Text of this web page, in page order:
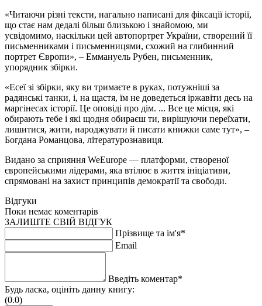
«Читаючи різні тексти, нагально написані для фіксації історії,
що стає нам дедалі більш близькою і знайомою, ми
усвідомимо, наскільки цей автопортрет України, створений її
письменниками і письменницями, схожий на глибинний
портрет Європи», – Еммануель Рубен, письменник,
упорядник збірки.
«Есеї зі збірки, яку ви тримаєте в руках, потужніші за
радянські танки, і, на щастя, їм не доведеться іржавіти десь на
маргінесах історії. Це оповіді про дім. ... Все це місця, які
обирають тебе і які щодня обираєш ти, вирішуючи переїхати,
лишитися, жити, народжувати й писати книжки саме тут», –
Богдана Романцова, літературознавиця.
Видано за сприяння WeEurope — платформи, створеної
європейськими лідерами, яка втілює в життя ініціативи,
спрямовані на захист принципів демократії та свободи.
Відгуки
Поки немає коментарів
ЗАЛИШТЕ СВІЙ ВІДГУК
Прізвище та ім'я*
Email
Введіть коментар*
Будь ласка, оцініть данну книгу:
(0.0)